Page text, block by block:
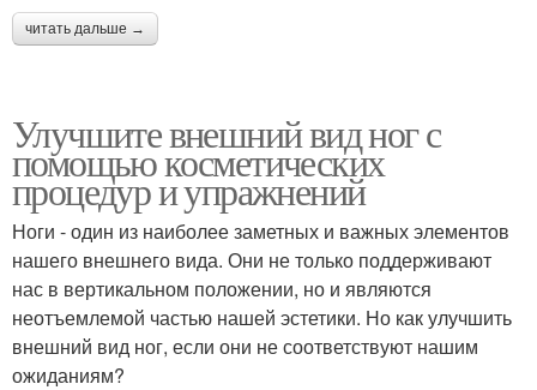
читать дальше →
Улучшите внешний вид ног с
помощью косметических
процедур и упражнений
Ноги - один из наиболее заметных и важных элементов
нашего внешнего вида. Они не только поддерживают
нас в вертикальном положении, но и являются
неотъемлемой частью нашей эстетики. Но как улучшить
внешний вид ног, если они не соответствуют нашим
ожиданиям?